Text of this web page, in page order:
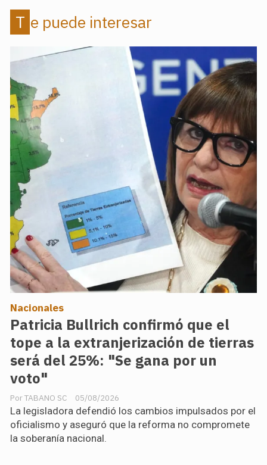
Te puede interesar
Patricia Bullrich confirmó que el
tope a la extranjerización de tierras
será del 25%: "Se gana por un
voto"
TABANO SC
Nacionales
05/08/2026
La legisladora defendió los cambios impulsados por el
oficialismo y aseguró que la reforma no compromete
la soberanía nacional.